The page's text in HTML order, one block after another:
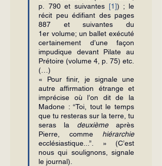
p. 790 et suivantes [1]) ; le
récit peu édifiant des pages
887 et suivantes du
1er volume; un ballet exécuté
certainement d’une façon
impudique devant Pilate au
Prétoire (volume 4, p. 75) etc.
(…)
« Pour finir, je signale une
autre af­firmation étrange et
imprécise où l’on dit de la
Madone : “Toi, tout le temps
que tu resteras sur la terre, tu
seras la deuxième après
Pierre, comme hiérarchie
ecclésias­tique...”. » (C’est
nous qui soulignons, si­gnale
le journal).